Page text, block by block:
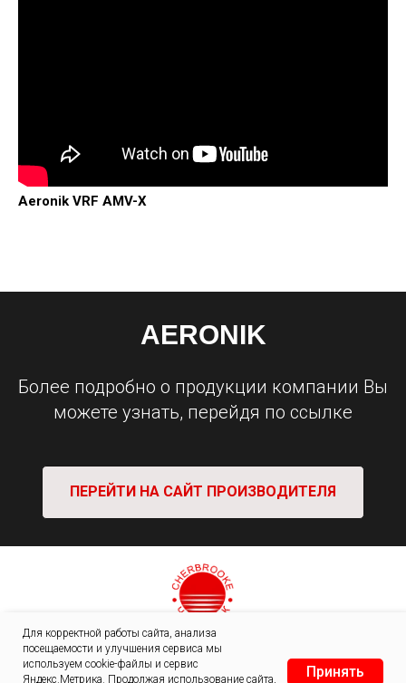
Для корректной работы сайта, анализа
посещаемости и улучшения сервиса мы
используем cookie-файлы и сервис
Яндекс.Метрика. Продолжая использование сайта,
Принять
Aeronik VRF AMV-X
AERONIK
Более подробно о продукции компании Вы
можете узнать, перейдя по ссылке
ПЕРЕЙТИ НА САЙТ ПРОИЗВОДИТЕЛЯ
конфиденциальности
Каталог
🛒
Доставка и оплата